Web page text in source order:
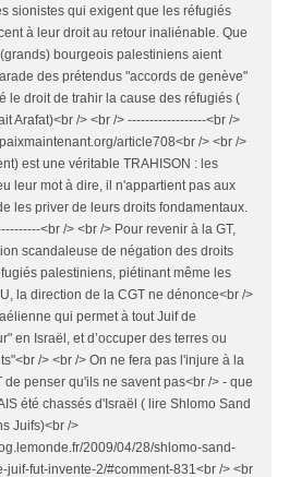
sionistes qui exigent que les réfugiés
à leur droit au retour inaliénable. Que
bourgeois palestiniens aient
des prétendus "accords de genève"
le droit de trahir la cause des réfugiés (
Arafat)<br /> <br /> ------------------<br />
article708<br /> <br />
est une véritable TRAHISON : les
leur mot à dire, il n'appartient pas aux
les priver de leurs droits fondamentaux.
<br /> <br /> Pour revenir à la GT,
scandaleuse de négation des droits
palestiniens, piétinant même les
la direction de la CGT ne dénonce<br />
qui permet à tout Juif de
en Israël, et d’occuper des terres ou
/> <br /> On ne fera pas l'injure à la
de penser qu'ils ne savent pas<br /> - que
été chassés d'Israël ( lire Shlomo Sand
Juifs)<br />
2009/04/28/shlomo-sand-
juif-fut-invente-2/#comment-831<br /> <br